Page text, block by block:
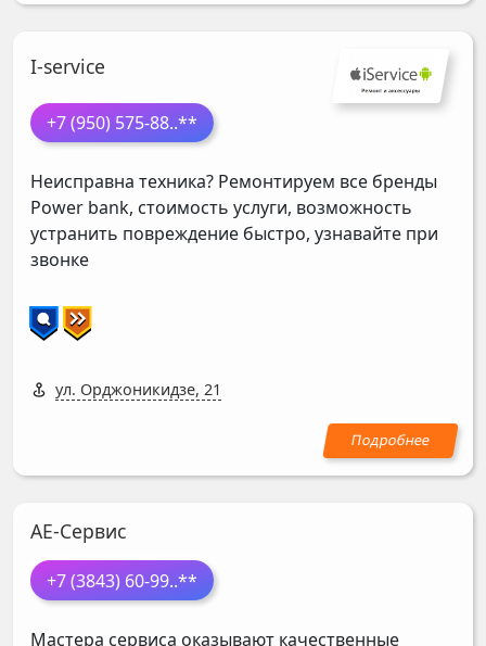
I-service
+7 (950) 575-88..**
Неисправна техника? Ремонтируем все бренды
Power bank, стоимость услуги, возможность
устранить повреждение быстро, узнавайте при
звонке
ул. Орджоникидзе, 21
АЕ-Сервис
+7 (3843) 60-99..**
Мастера сервиса оказывают качественные